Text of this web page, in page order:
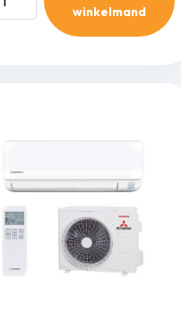
winkelmand